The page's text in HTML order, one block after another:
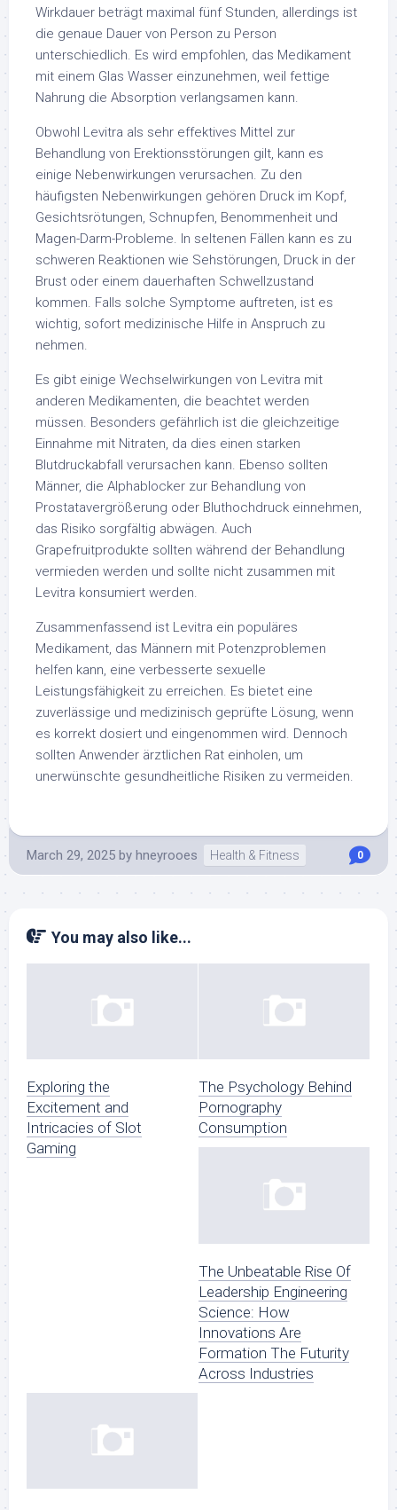
Wirkdauer beträgt maximal fünf Stunden, allerdings ist
die genaue Dauer von Person zu Person
unterschiedlich. Es wird empfohlen, das Medikament
mit einem Glas Wasser einzunehmen, weil fettige
Nahrung die Absorption verlangsamen kann.
Obwohl Levitra als sehr effektives Mittel zur
Behandlung von Erektionsstörungen gilt, kann es
einige Nebenwirkungen verursachen. Zu den
häufigsten Nebenwirkungen gehören Druck im Kopf,
Gesichtsrötungen, Schnupfen, Benommenheit und
Magen-Darm-Probleme. In seltenen Fällen kann es zu
schweren Reaktionen wie Sehstörungen, Druck in der
Brust oder einem dauerhaften Schwellzustand
kommen. Falls solche Symptome auftreten, ist es
wichtig, sofort medizinische Hilfe in Anspruch zu
nehmen.
Es gibt einige Wechselwirkungen von Levitra mit
anderen Medikamenten, die beachtet werden
müssen. Besonders gefährlich ist die gleichzeitige
Einnahme mit Nitraten, da dies einen starken
Blutdruckabfall verursachen kann. Ebenso sollten
Männer, die Alphablocker zur Behandlung von
Prostatavergrößerung oder Bluthochdruck einnehmen,
das Risiko sorgfältig abwägen. Auch
Grapefruitprodukte sollten während der Behandlung
vermieden werden und sollte nicht zusammen mit
Levitra konsumiert werden.
Zusammenfassend ist Levitra ein populäres
Medikament, das Männern mit Potenzproblemen
helfen kann, eine verbesserte sexuelle
Leistungsfähigkeit zu erreichen. Es bietet eine
zuverlässige und medizinisch geprüfte Lösung, wenn
es korrekt dosiert und eingenommen wird. Dennoch
sollten Anwender ärztlichen Rat einholen, um
unerwünschte gesundheitliche Risiken zu vermeiden.
March 29, 2025 by hneyrooes Health & Fitness 0
You may also like...
Exploring the
Excitement and
Intricacies of Slot
Gaming
The Psychology Behind
Pornography
Consumption
The Unbeatable Rise Of
Leadership Engineering
Science: How
Innovations Are
Formation The Futurity
Across Industries